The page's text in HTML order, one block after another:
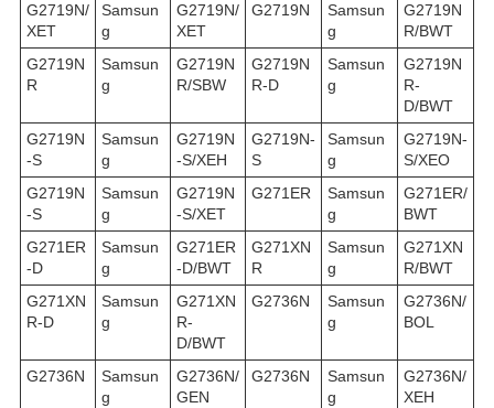
G2719N/
XET
Samsun
g
G2719N/
XET
G2719N
Samsun
g
G2719N
R/BWT
G2719N
R
Samsun
g
G2719N
R/SBW
G2719N
R-D
Samsun
g
G2719N
R-
D/BWT
G2719N
-S
Samsun
g
G2719N
-S/XEH
G2719N-
S
Samsun
g
G2719N-
S/XEO
G2719N
-S
Samsun
g
G2719N
-S/XET
G271ER
Samsun
g
G271ER/
BWT
G271ER
-D
Samsun
g
G271ER
-D/BWT
G271XN
R
Samsun
g
G271XN
R/BWT
G271XN
R-D
Samsun
g
G271XN
R-
D/BWT
G2736N
Samsun
g
G2736N/
BOL
G2736N
Samsun
g
G2736N/
GEN
G2736N
Samsun
g
G2736N/
XEH